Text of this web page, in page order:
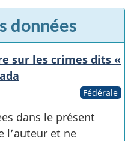
données
sur les crimes dits «
Fédérale
dans le présent
l’auteur et ne